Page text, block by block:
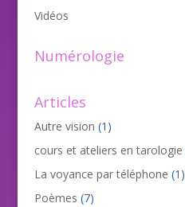
Vidéos
Numérologie
Articles
Autre vision (1)
cours et ateliers en tarologie
La voyance par téléphone (1)
Poèmes (7)